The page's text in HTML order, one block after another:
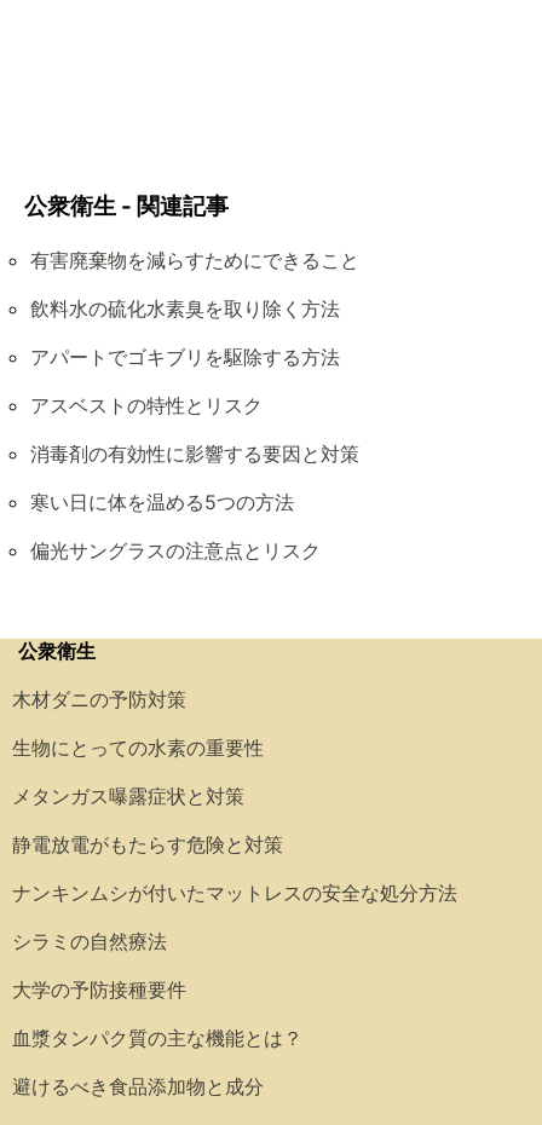
公衆衛生 - 関連記事
有害廃棄物を減らすためにできること
飲料水の硫化水素臭を取り除く方法
アパートでゴキブリを駆除する方法
アスベストの特性とリスク
消毒剤の有効性に影響する要因と対策
寒い日に体を温める5つの方法
偏光サングラスの注意点とリスク
公衆衛生
木材ダニの予防対策
生物にとっての水素の重要性
メタンガス曝露症状と対策
静電放電がもたらす危険と対策
ナンキンムシが付いたマットレスの安全な処分方法
シラミの自然療法
大学の予防接種要件
血漿タンパク質の主な機能とは？
避けるべき食品添加物と成分